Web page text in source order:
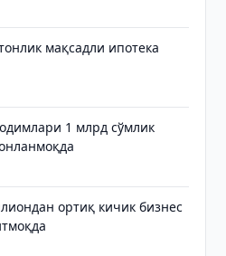
мақсадли ипотека
1 млрд сўмлик
ортиқ кичик бизнес